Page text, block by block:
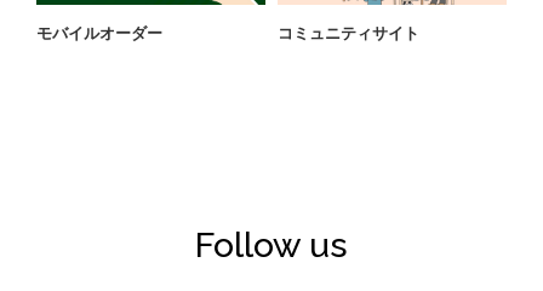
モバイルオーダー コミュニティサイト
Follow us